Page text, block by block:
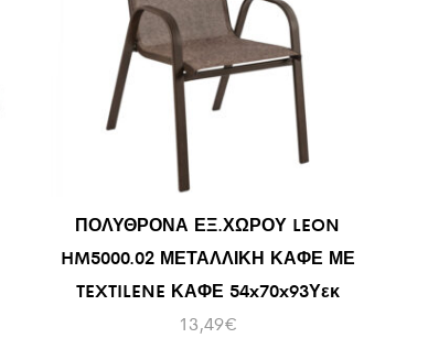
ΠΟΛΥΘΡΟΝΑ ΕΞ.ΧΩΡΟΥ LEON
HM5000.02 ΜΕΤΑΛΛΙΚΗ ΚΑΦΕ ΜΕ
TEXTILENE ΚΑΦΕ 54x70x93Υεκ
13,49€